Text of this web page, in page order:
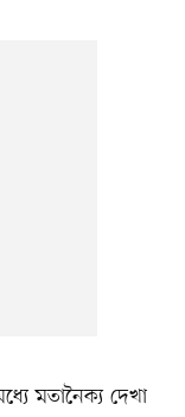
মতানৈক্য দেখা